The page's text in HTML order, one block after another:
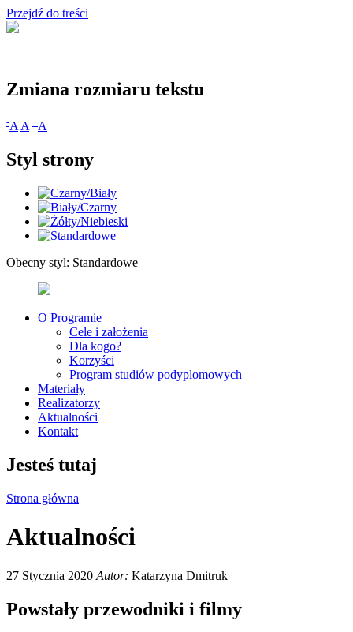
Przejdź do treści
Zmiana rozmiaru tekstu
-A A +A
Styl strony
Obecny styl: Standardowe
O Programie
Cele i założenia
Dla kogo?
Korzyści
Program studiów podyplomowych
Materiały
Realizatorzy
Aktualności
Kontakt
Jesteś tutaj
Strona główna
Aktualności
27 Stycznia 2020 Autor: Katarzyna Dmitruk
Powstały przewodniki i filmy